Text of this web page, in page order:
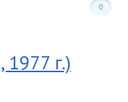
0
1977 г.)